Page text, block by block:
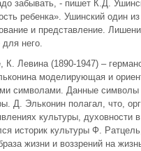
забывать, - пишет К.Д.
ребенка». Ушинский один
и представление.
для него.
Левина (1890-1947) –
моделирующая и
символами. Данные
Д. Эльконин полагал, что,
культуры,
историк культуры Ф.
жизни и воззрений на